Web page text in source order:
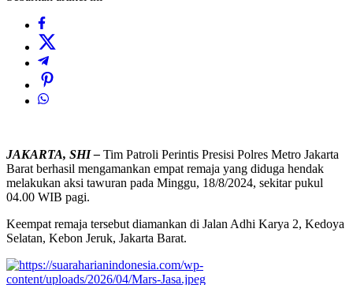
JAKARTA, SHI – Tim Patroli Perintis Presisi Polres Metro Jakarta
Barat berhasil mengamankan empat remaja yang diduga hendak
melakukan aksi tawuran pada Minggu, 18/8/2024, sekitar pukul
04.00 WIB pagi.
Keempat remaja tersebut diamankan di Jalan Adhi Karya 2, Kedoya
Selatan, Kebon Jeruk, Jakarta Barat.